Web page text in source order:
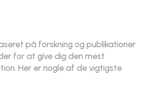
på forskning og publikationer
for at give dig den mest
Her er nogle af de vigtigste